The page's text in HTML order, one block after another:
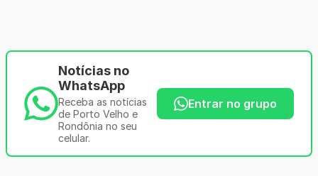
Notícias no
WhatsApp
Receba as notícias
de Porto Velho e
Rondônia no seu
celular.
Entrar no grupo